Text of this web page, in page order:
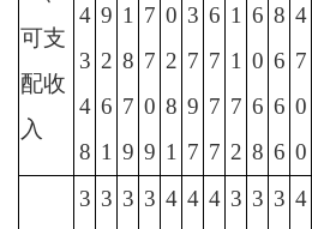
可支
配收
入
4
3
4
8
9
2
6
1
1
8
7
9
7
7
0
9
0
2
8
1
3
7
9
7
6
7
7
7
1
1
7
2
6
0
6
8
8
6
6
6
4
7
0
0
3 3 3 3 4 4 4 3 3 3 4